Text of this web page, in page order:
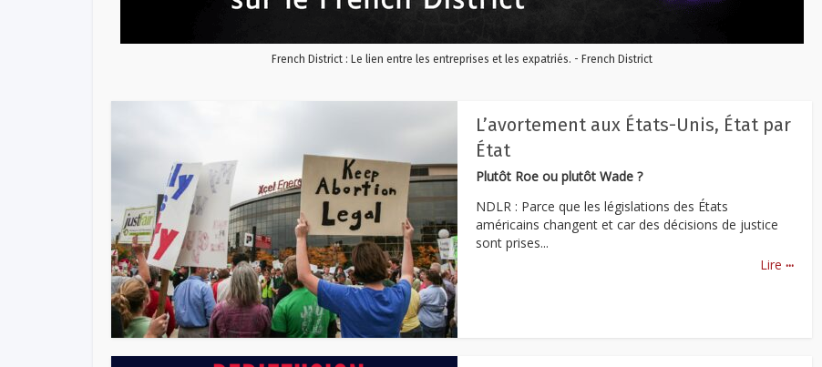
French District : Le lien entre les entreprises et les expatriés. - French District
L’avortement aux États-Unis, État par
État
Plutôt Roe ou plutôt Wade ?
NDLR : Parce que les législations des États
américains changent et car des décisions de justice
sont prises...
Lire ...